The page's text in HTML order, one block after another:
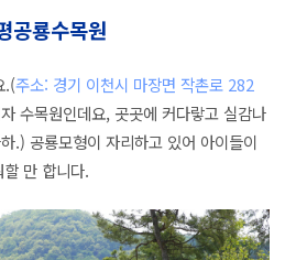
공룡수목원
.(주소: 경기 이천시 마장면 작촌로 282
수목원인데요, 곳곳에 커다랗고 실감나
.) 공룡모형이 자리하고 있어 아이들이
만 합니다.